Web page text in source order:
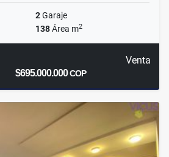
2Garaje
138Área m2
Venta
$695.000.000COP